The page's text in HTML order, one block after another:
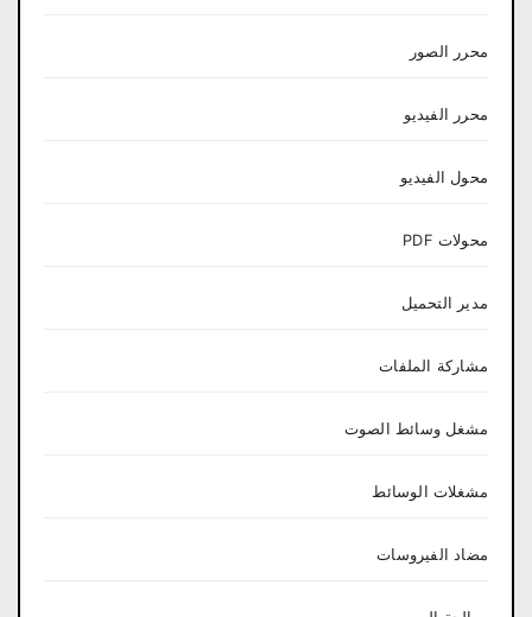
محرر الصور
محرر الفيديو
محول الفيديو
محولات PDF
مدير التحميل
مشاركة الملفات
مشغل وسائط الصوت
مشغلات الوسائط
مضاد الفيروسات